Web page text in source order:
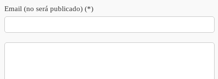
Email (no será publicado) (*)